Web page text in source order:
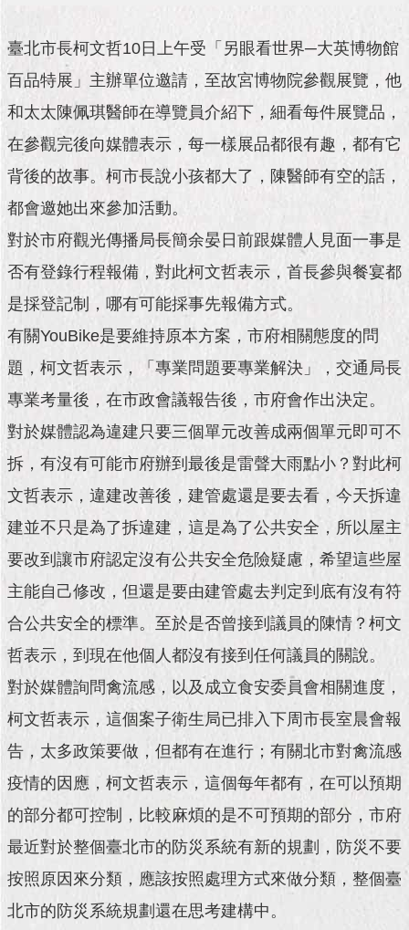
公
告
施
願
景
及
成
市
資
料
館
發
現
臺
活
動
主
題
與
互
動
活
動
題
館
回
首
頁
臺北市長柯文哲10日上午受「另眼看世界─大英博物館
百品特展」主辦單位邀請，至故宮博物院參觀展覽，他
和太太陳佩琪醫師在導覽員介紹下，細看每件展覽品，
在參觀完後向媒體表示，每一樣展品都很有趣，都有它
背後的故事。柯市長說小孩都大了，陳醫師有空的話，
都會邀她出來參加活動。
對於市府觀光傳播局長簡余晏日前跟媒體人見面一事是
否有登錄行程報備，對此柯文哲表示，首長參與餐宴都
是採登記制，哪有可能採事先報備方式。
有關YouBike是要維持原本方案，市府相關態度的問
題，柯文哲表示，「專業問題要專業解決」，交通局長
專業考量後，在市政會議報告後，市府會作出決定。
對於媒體認為違建只要三個單元改善成兩個單元即可不
拆，有沒有可能市府辦到最後是雷聲大雨點小？對此柯
文哲表示，違建改善後，建管處還是要去看，今天拆違
建並不只是為了拆違建，這是為了公共安全，所以屋主
要改到讓市府認定沒有公共安全危險疑慮，希望這些屋
主能自己修改，但還是要由建管處去判定到底有沒有符
合公共安全的標準。至於是否曾接到議員的陳情？柯文
哲表示，到現在他個人都沒有接到任何議員的關說。
對於媒體詢問禽流感，以及成立食安委員會相關進度，
柯文哲表示，這個案子衛生局已排入下周市長室晨會報
告，太多政策要做，但都有在進行；有關北市對禽流感
疫情的因應，柯文哲表示，這個每年都有，在可以預期
的部分都可控制，比較麻煩的是不可預期的部分，市府
最近對於整個臺北市的防災系統有新的規劃，防災不要
按照原因來分類，應該按照處理方式來做分類，整個臺
北市的防災系統規劃還在思考建構中。